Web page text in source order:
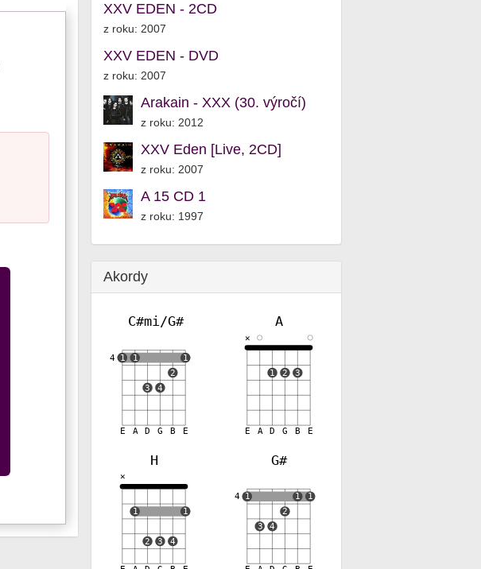
XXV EDEN - 2CD
z roku: 2007
XXV EDEN - DVD
z roku: 2007
Arakain - XXX (30. výročí)
z roku: 2012
XXV Eden [Live, 2CD]
z roku: 2007
A 15 CD 1
z roku: 1997
Akordy
C#mi/G#
4
E A D G B E
1 1
3 4
2
1
A
E A D G B E
✕
1 2 3
H
✕
1
2 3 4
1
G#
4 1
3 4
2
1 1